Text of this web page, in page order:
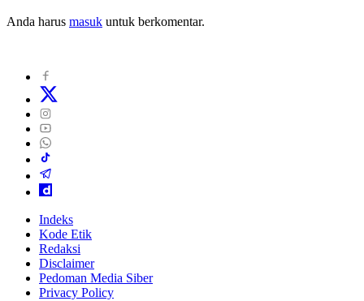
Anda harus masuk untuk berkomentar.
Indeks
Kode Etik
Redaksi
Disclaimer
Pedoman Media Siber
Privacy Policy